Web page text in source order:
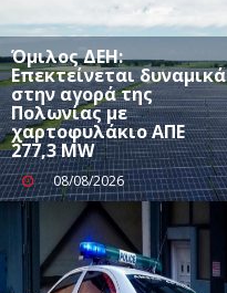
Όμιλος ΔΕΗ:
Επεκτείνεται δυναμικά
στην αγορά της
Πολωνίας με
χαρτοφυλάκιο ΑΠΕ
277,3 MW
08/08/2026